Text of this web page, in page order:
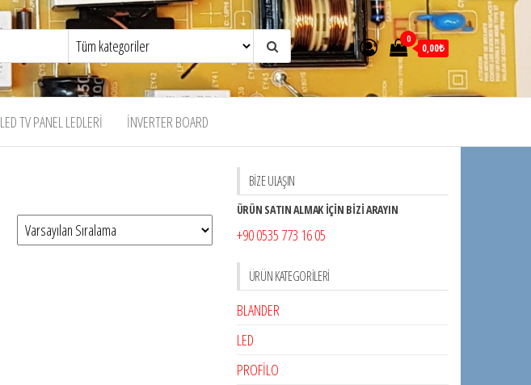
0
0,00₺
LED TV PANEL LEDLERI İNVERTER BOARD
BİZE ULAŞIN
ÜRÜN SATIN ALMAK İÇİN BİZİ ARAYIN
+90 0535 773 16 05
ÜRÜN KATEGORILERI
BLANDER
LED
PROFİLO